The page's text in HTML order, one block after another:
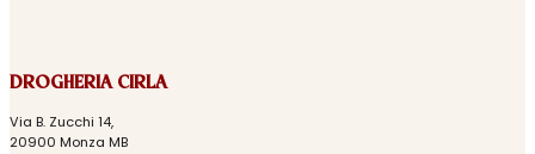
DROGHERIA CIRLA
Via B. Zucchi 14,
20900 Monza MB